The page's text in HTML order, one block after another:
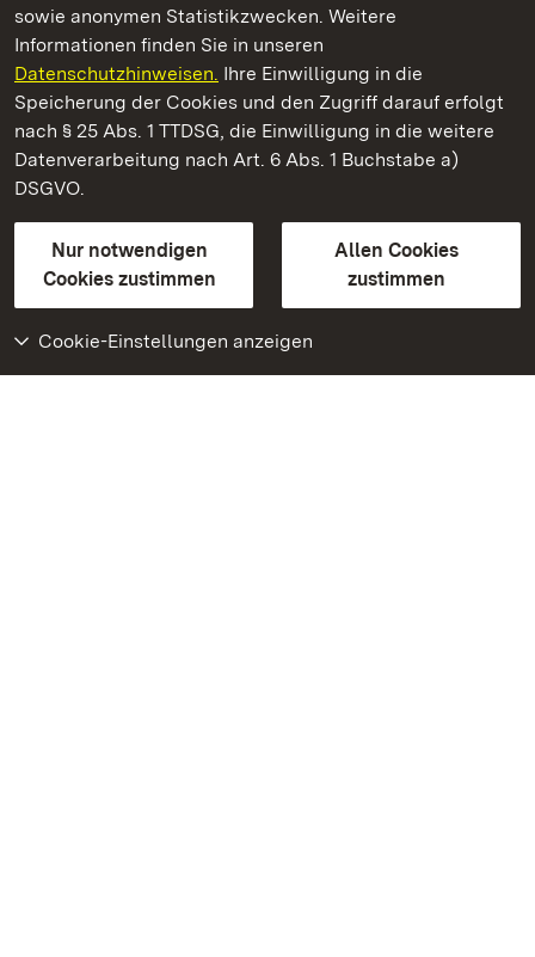
sowie anonymen Statistikzwecken. Weitere
Informationen finden Sie in unseren
Datenschutzhinweisen. Ihre Einwilligung in die
Speicherung der Cookies und den Zugriff darauf erfolgt
nach § 25 Abs. 1 TTDSG, die Einwilligung in die weitere
Datenverarbeitung nach Art. 6 Abs. 1 Buchstabe a)
DSGVO.
Nur notwendigen
Cookies zustimmen
Allen Cookies
zustimmen
Cookie-Einstellungen anzeigen
Kloster Wiblingen
Staatliche Schlösser und Gärten Baden-Württemberg
Kontakt
GebärdenspracheLeichte Sprache
Erklärung zur Barrierefreiheit
BITV-konform (geprüfte Seiten)
Weiteres